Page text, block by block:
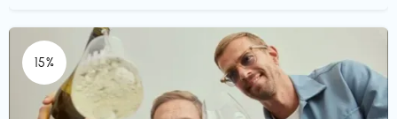
15%